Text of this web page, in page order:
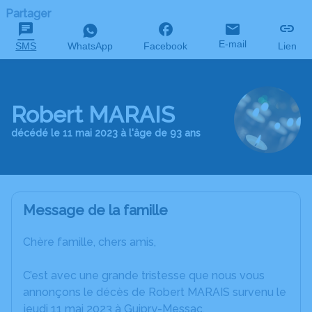
Partager
SMS WhatsApp Facebook E-mail Lien
Robert MARAIS
décédé le 11 mai 2023 à l'âge de 93 ans
Message de la famille
Chère famille, chers amis,
C’est avec une grande tristesse que nous vous
annonçons le décès de Robert MARAIS survenu le
jeudi 11 mai 2023 à Guipry-Messac.